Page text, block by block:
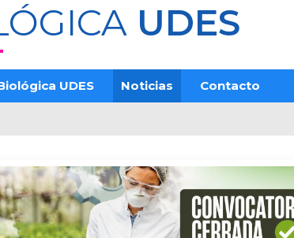
UDES
UDES Noticias Contacto